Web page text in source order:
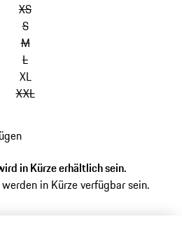
XS
S
M
L
XL
XXL
in Kürze erhältlich sein.
in Kürze verfügbar sein.